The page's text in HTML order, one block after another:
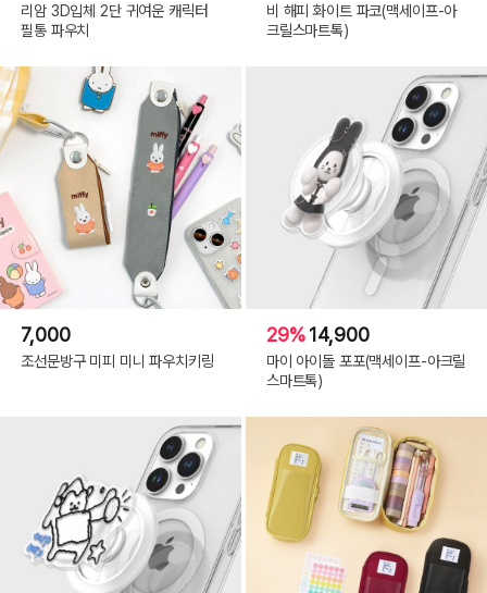
리암 3D입체 2단 귀여운 캐릭터
필통 파우치
비 해피 화이트 파코(맥세이프-아
크릴스마트톡)
7,000
조선문방구 미피 미니 파우치키링
29%14,900
마이 아이돌 포포(맥세이프-아크릴
스마트톡)